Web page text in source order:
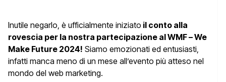
Inutile negarlo, è ufficialmente iniziato il conto alla
rovescia per la nostra partecipazione al WMF – We
Make Future 2024! Siamo emozionati ed entusiasti,
infatti manca meno di un mese all’evento più atteso nel
mondo del web marketing.